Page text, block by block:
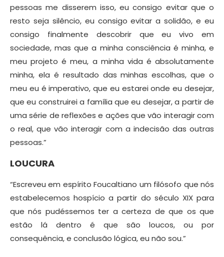
pessoas me disserem isso, eu consigo evitar que o
resto seja silêncio, eu consigo evitar a solidão, e eu
consigo finalmente descobrir que eu vivo em
sociedade, mas que a minha consciência é minha, e
meu projeto é meu, a minha vida é absolutamente
minha, ela é resultado das minhas escolhas, que o
meu eu é imperativo, que eu estarei onde eu desejar,
que eu construirei a família que eu desejar, a partir de
uma série de reflexões e ações que vão interagir com
o real, que vão interagir com a indecisão das outras
pessoas.”
LOUCURA
“Escreveu em espírito Foucaltiano um filósofo que nós
estabelecemos hospício a partir do século XIX para
que nós pudéssemos ter a certeza de que os que
estão lá dentro é que são loucos, ou por
consequência, e conclusão lógica, eu não sou.”